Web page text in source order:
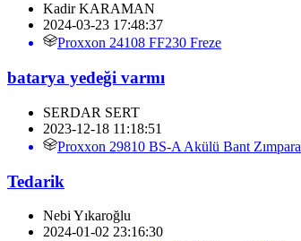
Kadir KARAMAN
2024-03-23 17:48:37
Proxxon 24108 FF230 Freze
batarya yedeği varmı
SERDAR SERT
2023-12-18 11:18:51
Proxxon 29810 BS-A Akülü Bant Zımpara
Tedarik
Nebi Yıkaroğlu
2024-01-02 23:16:30